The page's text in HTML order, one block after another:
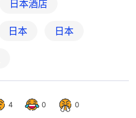
日本酒店
日本 日本
4 0 0